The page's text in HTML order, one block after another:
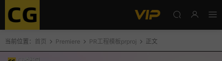
当前位置： 首页 Premiere PR工程模板prproj 正文